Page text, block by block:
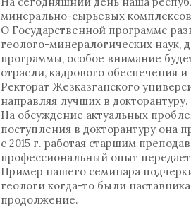
минерально-сырьевых
О Государственной программе
геолого-минералогических наук,
программы, особое внимание
отрасли, кадрового обеспечения
Ректорат Жезказганского
направляя лучших в докторантуру.
На обсуждение актуальных
поступления в докторантуру она
с 2015 г. работая старшим
профессиональный опыт
Пример нашего семинара
геологи когда-то были
продолжение.